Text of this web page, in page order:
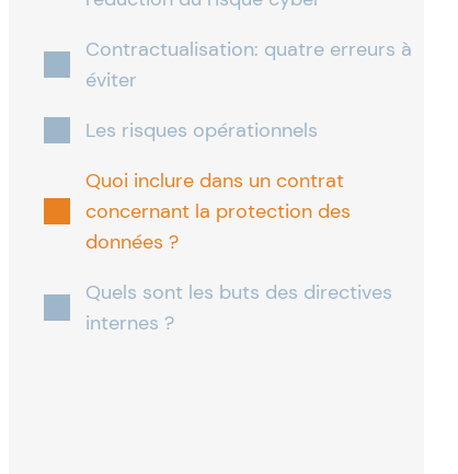
Contractualisation: quatre erreurs à
éviter
Les risques opérationnels
Quoi inclure dans un contrat
concernant la protection des
données ?
Quels sont les buts des directives
internes ?